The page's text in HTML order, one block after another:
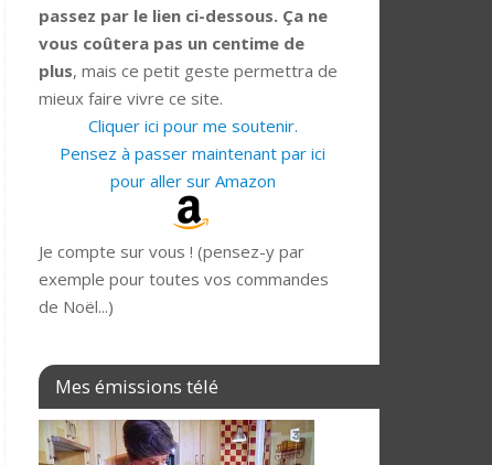
passez par le lien ci-dessous. Ça ne
vous coûtera pas un centime de
plus, mais ce petit geste permettra de
mieux faire vivre ce site.
Cliquer ici pour me soutenir.
Pensez à passer maintenant par ici
pour aller sur Amazon
Je compte sur vous ! (pensez-y par
exemple pour toutes vos commandes
de Noël...)
Mes émissions télé